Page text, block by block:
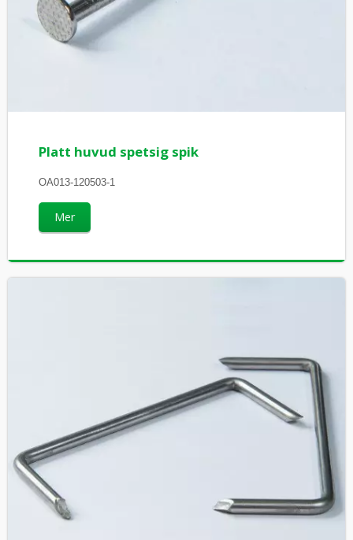
Platt huvud spetsig spik
OA013-120503-1
Mer